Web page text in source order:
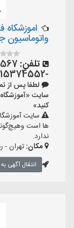
تلفن:
-09215374552
لطفا پس از
کنید»
سایت
ها است
ندارد.
مکان:تهران -
انتقال آگهی